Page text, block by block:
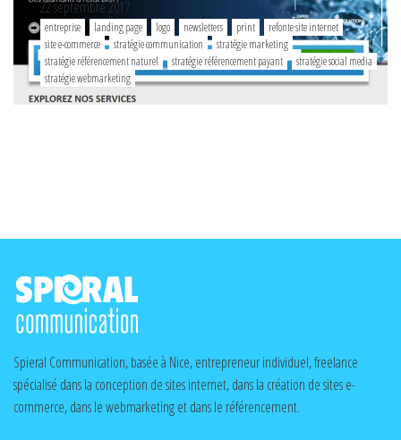
22 septembre 2017
entreprise landing page logo newsletters print
refonte site internet
site e-commerce
stratégie communication
stratégie marketing
stratégie référencement naturel
stratégie référencement payant
stratégie social media
stratégie webmarketing
Spieral Communication, basée à Nice, entrepreneur individuel, freelance
spécialisé dans la conception de sites internet, dans la création de sites e-
commerce, dans le webmarketing et dans le référencement.